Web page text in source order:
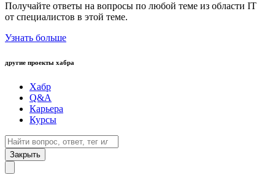
Получайте ответы на вопросы по любой теме из области IT
от специалистов в этой теме.
Узнать больше
другие проекты хабра
Хабр
Q&A
Карьера
Курсы
Закрыть